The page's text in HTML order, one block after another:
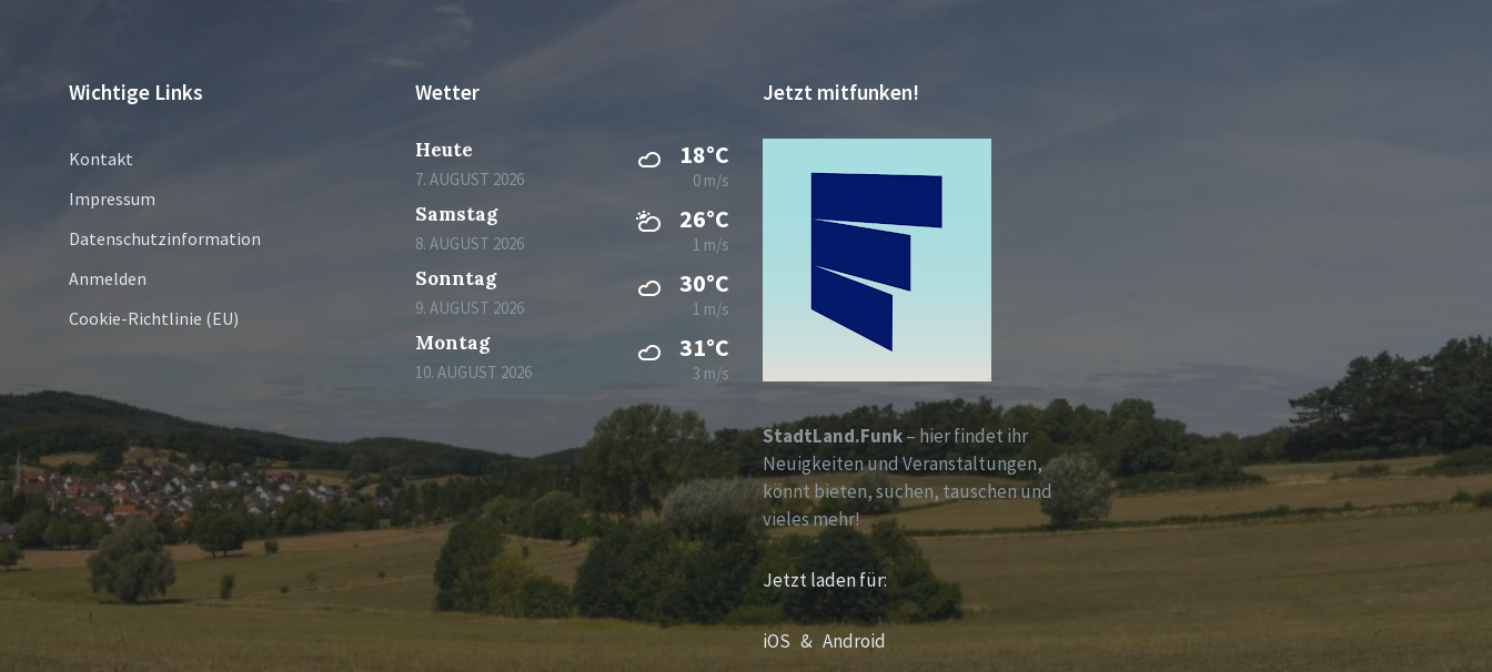
Wichtige Links
Kontakt
Impressum
Datenschutzinformation
Anmelden
Cookie-Richtlinie (EU)
Wetter
Heute
7. AUGUST 2026
18°C
0 m/s
Samstag
8. AUGUST 2026
26°C
1 m/s
Sonntag
9. AUGUST 2026
30°C
1 m/s
Montag
10. AUGUST 2026
31°C
3 m/s
Jetzt mitfunken!
StadtLand.Funk– hier findet ihr
Neuigkeiten und Veranstaltungen,
könnt bieten, suchen, tauschen und
vieles mehr!
Jetzt laden für:
iOS & Android